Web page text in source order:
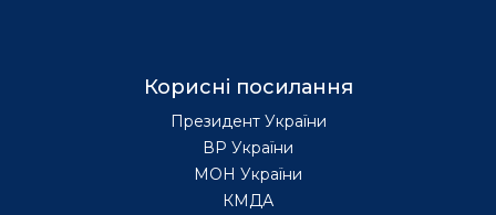
Корисні посилання
Президент України
ВР України
МОН України
КМДА